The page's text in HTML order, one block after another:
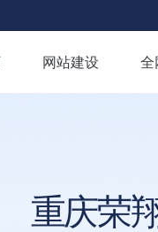
网站建设 全
重庆荣